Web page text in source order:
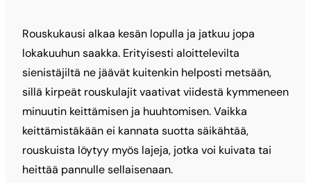
Rouskukausi alkaa kesän lopulla ja jatkuu jopa
lokakuuhun saakka. Erityisesti aloittelevilta
sienistäjiltä ne jäävät kuitenkin helposti metsään,
sillä kirpeät rouskulajit vaativat viidestä kymmeneen
minuutin keittämisen ja huuhtomisen. Vaikka
keittämistäkään ei kannata suotta säikähtää,
rouskuista löytyy myös lajeja, jotka voi kuivata tai
heittää pannulle sellaisenaan.